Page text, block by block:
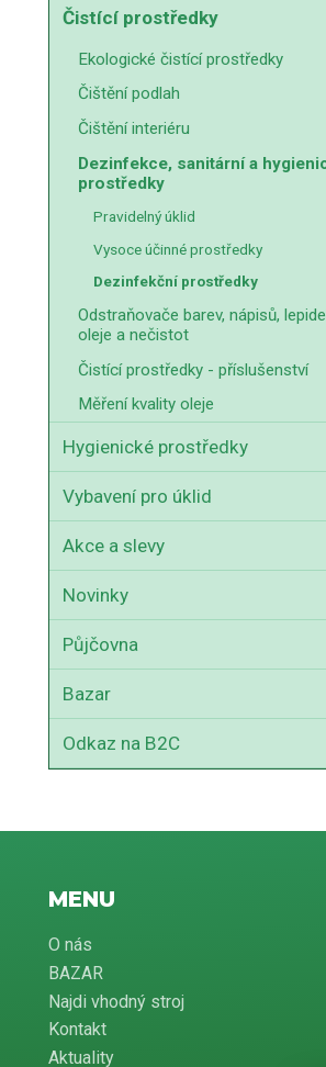
Čistící prostředky
Ekologické čistící prostředky
Čištění podlah
Čištění interiéru
Dezinfekce, sanitární a
prostředky
Pravidelný úklid
Vysoce účinné prostředky
Dezinfekční prostředky
Odstraňovače barev, nápisů,
oleje a nečistot
Čistící prostředky - příslušenství
Měření kvality oleje
Hygienické prostředky
Vybavení pro úklid
Akce a slevy
Novinky
Půjčovna
Bazar
Odkaz na B2C
MENU
O nás
BAZAR
Najdi vhodný stroj
Kontakt
Aktuality